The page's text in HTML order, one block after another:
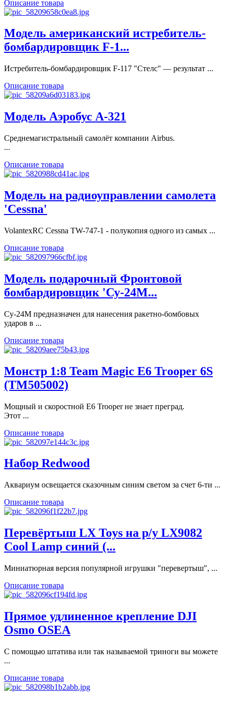
Описание товара
Модель американский истребитель-
бомбардировщик F-1...
Истребитель-бомбардировщик F-117 "Стелс" — результат ...
Описание товара
Модель Аэробус А-321
Среднемагистральный самолёт компании Airbus.
...
Описание товара
Модель на радиоуправлении самолета
'Cessna'
VolantexRC Cessna TW-747-1 - полукопия одного из самых ...
Описание товара
Модель подарочный Фронтовой
бомбардировщик 'Су-24М...
Су-24М предназначен для нанесения ракетно-бомбовых
ударов в ...
Описание товара
Монстр 1:8 Team Magic E6 Trooper 6S
(TM505002)
Мощный и скоростной E6 Trooper не знает преград.
Этот ...
Описание товара
Набор Redwood
Аквариум освещается сказочным синим светом за счет 6-ти ...
Описание товара
Перевёртыш LX Toys на р/у LX9082
Cool Lamp синий (...
Миниатюрная версия популярной игрушки "перевертыш", ...
Описание товара
Прямое удлиненное крепление DJI
Osmo OSEA
С помощью штатива или так называемой триноги вы можете
...
Описание товара